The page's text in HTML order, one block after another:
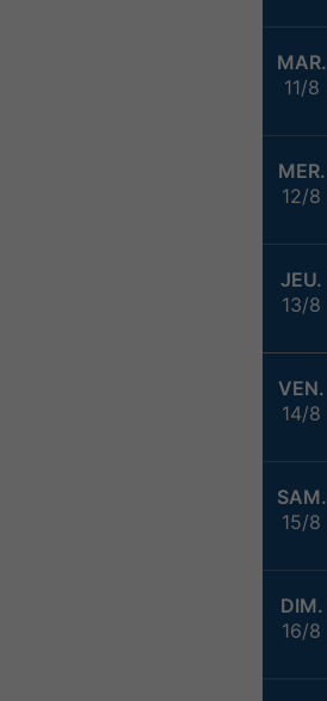
MAR.
11/8
MER.
12/8
JEU.
13/8
VEN.
14/8
SAM.
15/8
DIM.
16/8